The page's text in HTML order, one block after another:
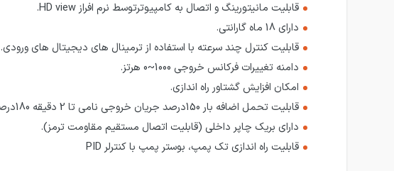
قابلیت مانیتورینگ و اتصال به کامپیوترتوسط نرم افراز HD view.
دارای 18 ماه گارانتی.
قابلیت کنترل چند سرعته با استفاده از ترمینال های دیجیتال های ورودی.
دامنه تغییرات فرکانس خروجی 1000~0 هرتز.
امکان افزایش گشتاور راه اندازی.
قابلیت تحمل اضافه بار 150درصد جریان خروجی نامی تا 2 دقیقه 180درصد جریان خروجی نامی تا 10 ثانیه.
دارای بریک چاپر داخلی (قابلیت اتصال مستقیم مقاومت ترمز).
قابلیت راه اندازی تک پمپ، بوستر پمپ با کنترلر PID